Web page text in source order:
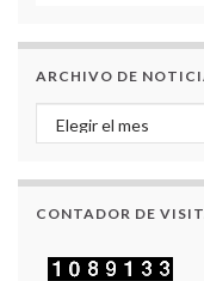
ARCHIVO DE
Archivo de Noticias
CONTADOR DE